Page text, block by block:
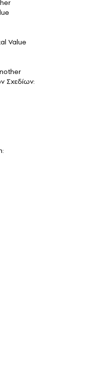
Value
Σχεδίων: